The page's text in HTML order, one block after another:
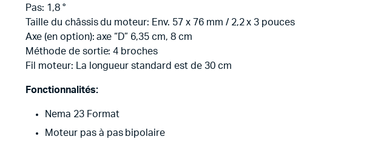
Pas: 1,8 °
Taille du châssis du moteur: Env. 57 x 76 mm / 2,2 x 3 pouces
Axe (en option): axe “D” 6,35 cm, 8 cm
Méthode de sortie: 4 broches
Fil moteur: La longueur standard est de 30 cm
Fonctionnalités:
Nema 23 Format
Moteur pas à pas bipolaire